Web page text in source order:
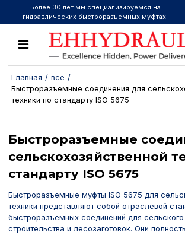
Более 30 лет мы специализируемся на
гидравлических быстроразъемных муфтах.
Главная / все /
Быстроразъемные соединения для
техники по стандарту ISO 5675
Быстроразъемные
сельскохозяйственной
стандарту ISO 5675
Быстроразъемные муфты ISO 5675 для
техники представляют собой отраслевой
быстроразъемных соединений для сельского
строительства и лесозаготовок. Они